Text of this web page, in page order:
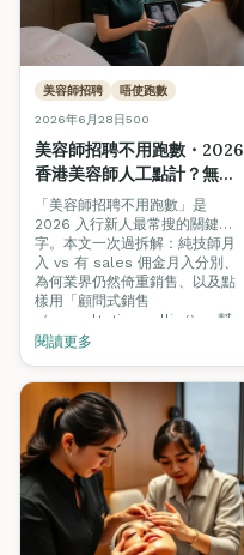
美容師招聘 唔使跑數
2026年6月28日500
美容師招聘不用跑數・2026
香港美容師人工點計？無
sales 壓力底薪 + 顧問式技
術全拆解
「美容師招聘不用跑數」是
2026 入行新人最常搜的關鍵
字。本文一次過拆解：純技師月
入 vs 有 sales 佣金月入分別、
為何業界仍然倚重銷售、以及點
樣用「顧問式銷售
（consultative selling）」幫
到客人之餘自然成單，唔使硬
閱讀更多